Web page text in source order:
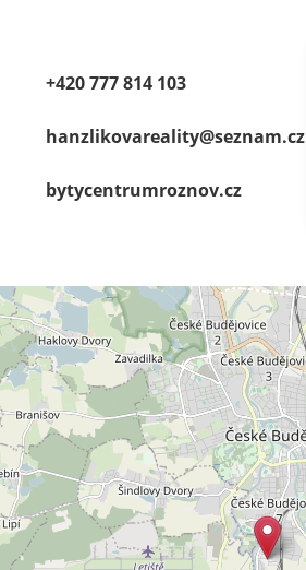
+420 777 814 103
hanzlikovareality@seznam.cz
bytycentrumroz­nov.cz